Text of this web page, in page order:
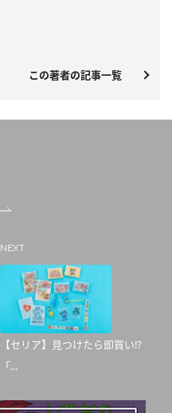
この著者の記事一覧
NEXT
【セリア】見つけたら即買い⁉
「...